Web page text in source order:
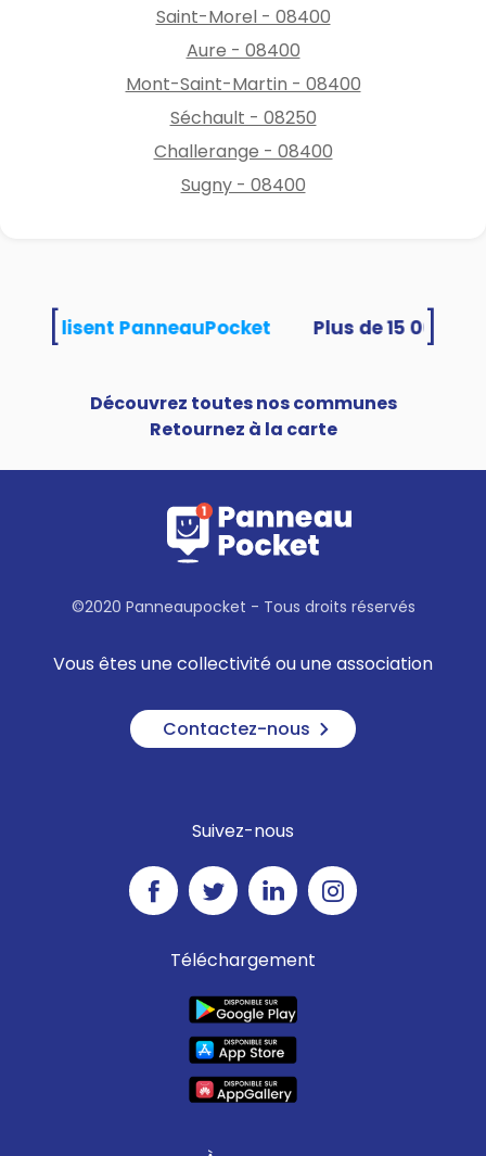
Saint-Morel - 08400
Aure - 08400
Mont-Saint-Martin - 08400
Séchault - 08250
Challerange - 08400
Sugny - 08400
utilisent PanneauPocket
Découvrez toutes nos communes
Retournez à la carte
©2020 Panneaupocket - Tous droits réservés
Vous êtes une collectivité ou une association
Contactez-nous
Suivez-nous
Téléchargement